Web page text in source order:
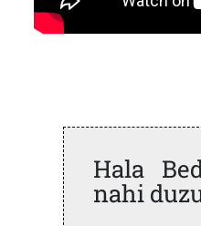
Hala
nahi